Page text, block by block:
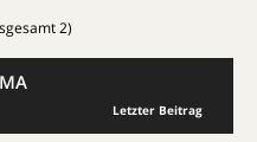
2)
Letzter Beitrag